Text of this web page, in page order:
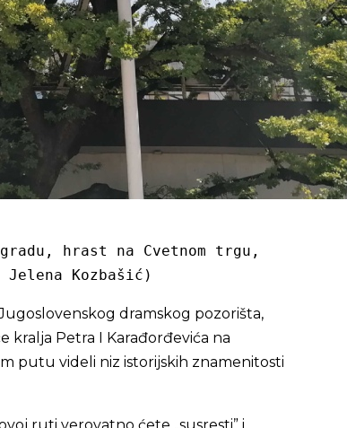
hrast na Cvetnom trgu,
Kozbašić)
dramskog pozorišta,
kralja Petra I Karađorđevića na
putu videli niz istorijskih znamenitosti